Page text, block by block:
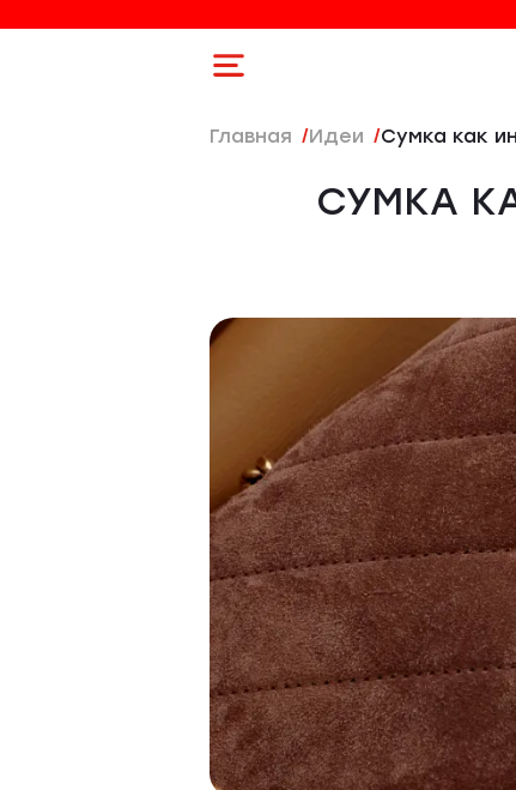
Главная Идеи Сумка как
СУМКА